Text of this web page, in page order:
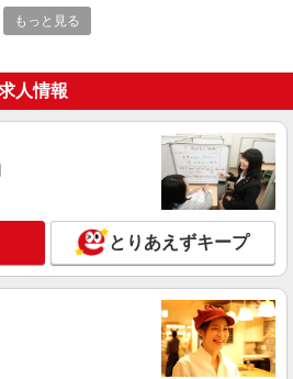
駅＞障がい者支援員募集！≪面接なし
日OK≫
(ガソリン代含む)＞
双葉町 ≪最寄：茨木市駅≫
詳細を見る
★介護事務スタッフ！毎回すぐ埋まる
★
1300円〜≪交通費全額支給(ガソリン代含
もっと見る
人情報
とりあえずキープ